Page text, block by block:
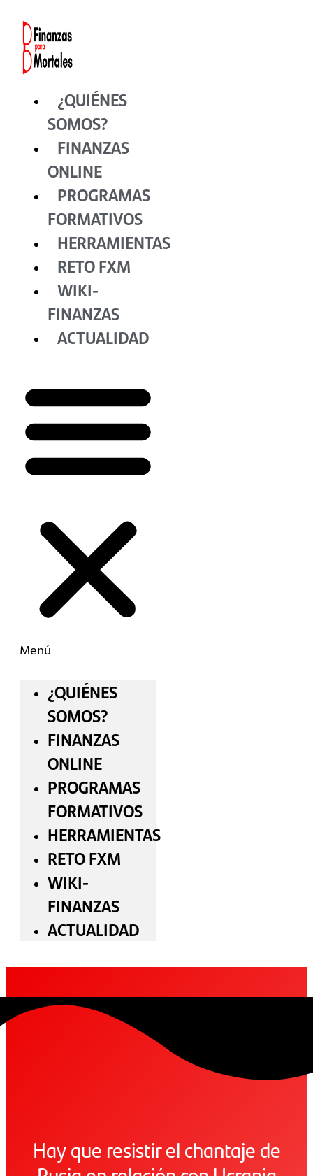
contenido
¿QUIÉNES
SOMOS?
FINANZAS
ONLINE
PROGRAMAS
FORMATIVOS
HERRAMIENTAS
RETO FXM
WIKI-
FINANZAS
ACTUALIDAD
Menú
¿QUIÉNES
SOMOS?
FINANZAS
ONLINE
PROGRAMAS
FORMATIVOS
HERRAMIENTAS
RETO FXM
WIKI-
FINANZAS
ACTUALIDAD
Hay que resistir el chantaje de